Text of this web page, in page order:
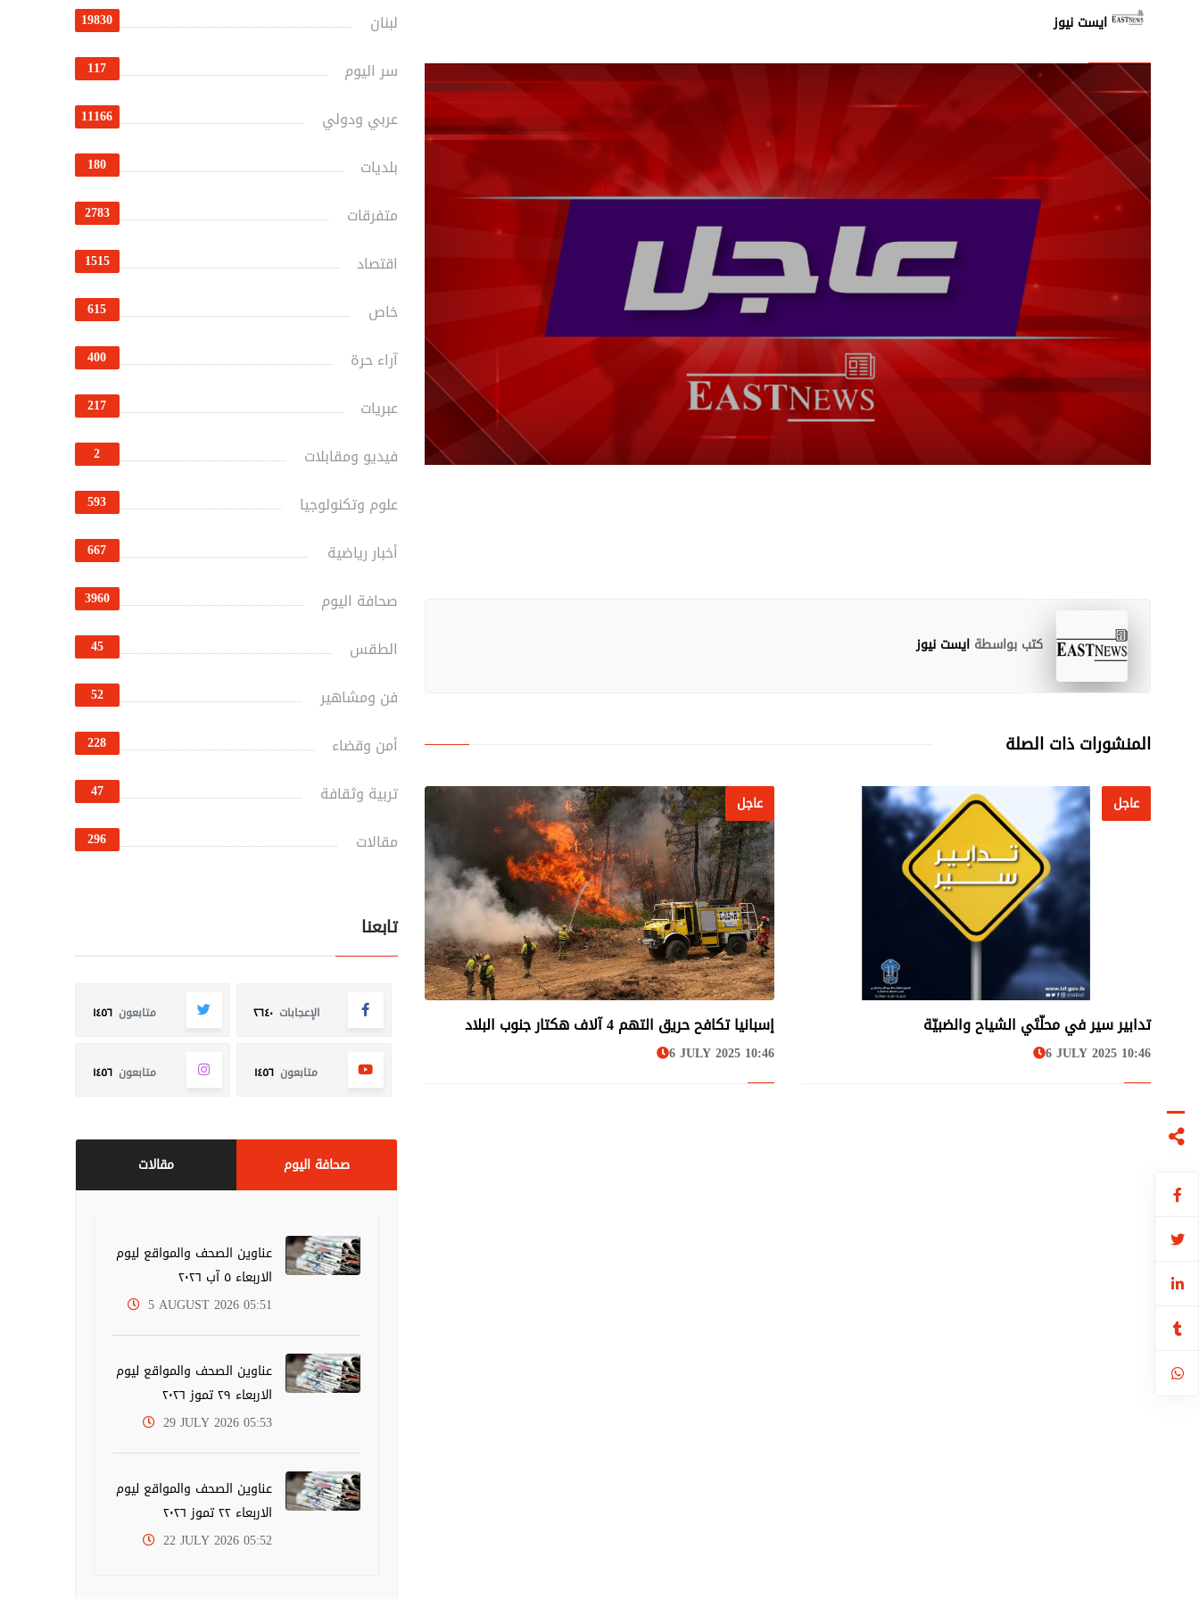
استمرار عمليات رفع الانقاض في صور
المتحدّث باسم الدفاع الإيرانية: الحرب لم تنته بعد وإذا لجأ العدو إلى المُخادعة في الدبلوماسية سنردّ عليه
تحليق للطيران المسيّر على علوّ منخفض فوق ضواحي صور
شهيد في غارة استهدفت دراجة نارية على اوتوستراد حبوش - النبطية
لبنان 19830
سر اليوم 117
عربي ودولي 11166
بلديات 180
متفرقات 2783
اقتصاد 1515
خاص 615
آراء حرة 400
عبريات 217
فيديو ومقابلات 2
علوم وتكنولوجيا 593
أخبار رياضية 667
صحافة اليوم 3960
الطقس 45
فن ومشاهير 52
أمن وقضاء 228
تربية وثقافة 47
مقالات 296
تابعنا
الإعجابات ٢٦٤٠ متابعون ١٤٥٦
متابعون ١٤٥٦ متابعون ١٤٥٦
مقالات صحافة اليوم
عناوين الصحف والمواقع ليوم
الاربعاء ٥ آب ٢٠٢٦
5 AUGUST 2026 05:51
عناوين الصحف والمواقع ليوم
الاربعاء ٢٩ تموز ٢٠٢٦
29 JULY 2026 05:53
عناوين الصحف والمواقع ليوم
الاربعاء ٢٢ تموز ٢٠٢٦
22 JULY 2026 05:52
ايست نيوز
كتب بواسطة ايست نيوز
المنشورات ذات الصلة
عاجل
عاجل
إسبانيا تكافح حريق التهم 4 آلاف هكتار جنوب البلاد
6 JULY 2025 10:46
عاجل
عاجل
تدابير سير في محلّتَي الشياح والضبيّة
6 JULY 2025 10:46